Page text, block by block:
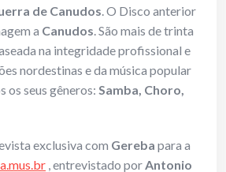
de Canudos. O Disco anterior
a Canudos. São mais de trinta
na integridade profissional e
nordestinas e da música popular
os seus gêneros: Samba, Choro,
exclusiva com Gereba para a
, entrevistado porAntonio